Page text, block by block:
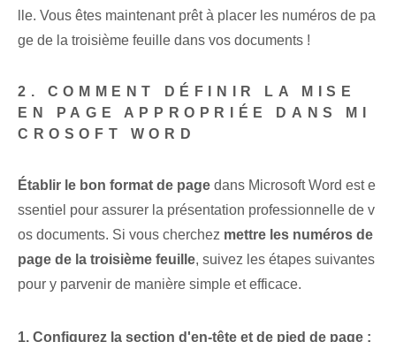
lle. Vous êtes maintenant prêt à placer les numéros de pa
ge de la troisième feuille dans vos documents !
2. COMMENT DÉFINIR LA MISE
EN PAGE APPROPRIÉE DANS MI
CROSOFT WORD
Établir le bon format de page dans Microsoft Word est e
ssentiel pour assurer la présentation professionnelle de v
os documents. Si vous cherchez mettre les numéros de
page de la troisième feuille, suivez les étapes suivantes
pour y parvenir de manière simple et efficace.
1. Configurez la section d'en-tête et de pied de page :